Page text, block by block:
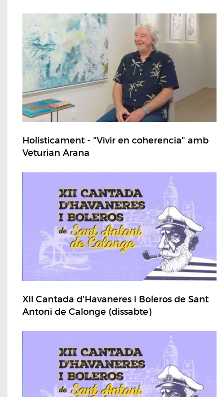
Holisticament - "Vivir en coherencia" amb
Veturian Arana
XII Cantada d'Havaneres i Boleros de Sant
Antoni de Calonge (dissabte)